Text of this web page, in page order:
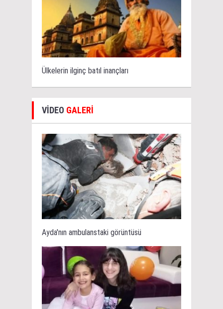
Ülkelerin ilginç batıl inançları
VİDEO GALERİ
Ayda'nın ambulanstaki görüntüsü